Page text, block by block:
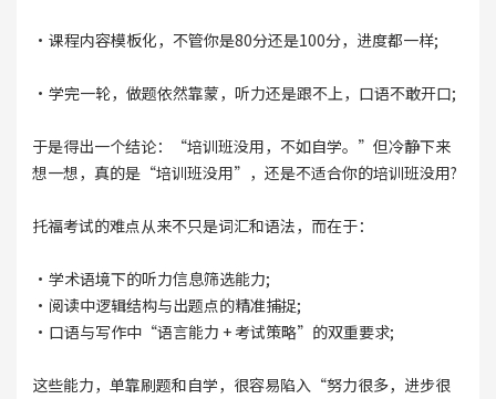
·课程内容模板化，不管你是80分还是100分，进度都一样;
·学完一轮，做题依然靠蒙，听力还是跟不上，口语不敢开口;
于是得出一个结论：“培训班没用，不如自学。”但冷静下来
想一想，真的是“培训班没用”，还是不适合你的培训班没用?
托福考试的难点从来不只是词汇和语法，而在于：
·学术语境下的听力信息筛选能力;
·阅读中逻辑结构与出题点的精准捕捉;
·口语与写作中“语言能力 + 考试策略”的双重要求;
这些能力，单靠刷题和自学，很容易陷入“努力很多，进步很